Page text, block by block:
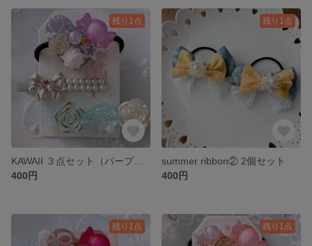
残り1点
KAWAII ３点セット（パープル）
400円
残り1点
summer ribbon② 2個セット
400円
残り1点 残り1点